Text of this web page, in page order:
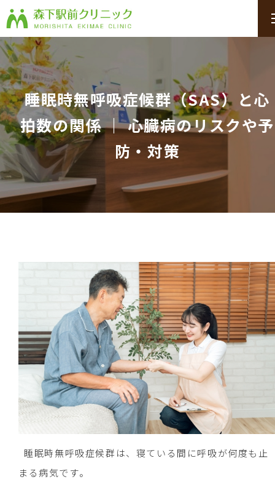
睡眠時無呼吸症候群（SAS）と心
拍数の関係 ｜ 心臓病のリスクや予
防・対策
睡眠時無呼吸症候群は、寝ている間に呼吸が何度も止
まる病気です。